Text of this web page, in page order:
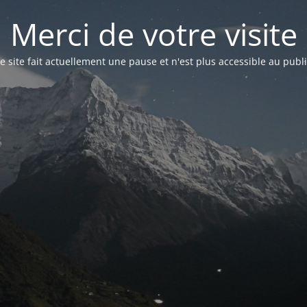
Merci de votre visite
site fait actuellement une pause et n'est plus accessible au